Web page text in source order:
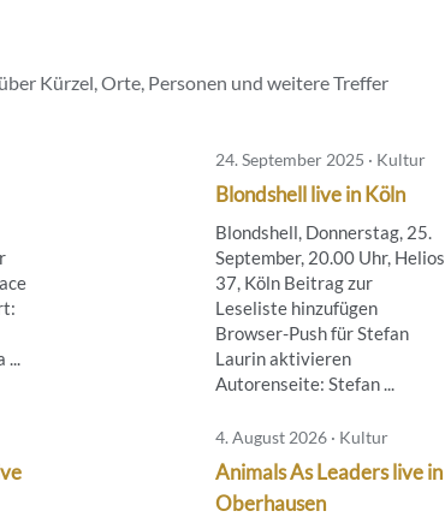
Kürzel, Orte, Personen und weitere Treffer
...
24. September 2025 · Kultur
Blondshell live in Köln
Blondshell, Donnerstag, 25.
September, 20.00 Uhr, Helios
37, Köln Beitrag zur
Leseliste hinzufügen
Browser-Push für Stefan
Laurin aktivieren
Autorenseite: Stefan ...
4. August 2026 · Kultur
Animals As Leaders live in
Oberhausen